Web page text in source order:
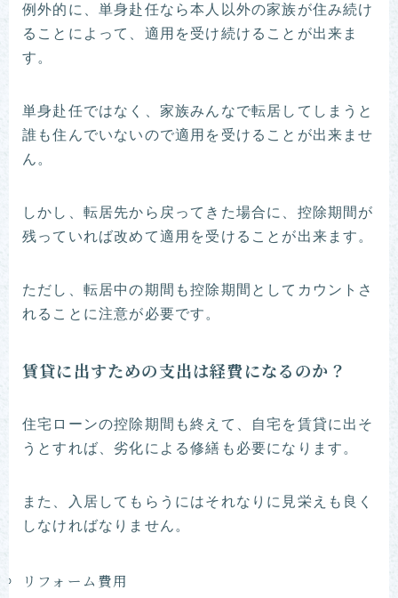
例外的に、単身赴任なら本人以外の家族が住み続け
ることによって、適用を受け続けることが出来ま
す。
単身赴任ではなく、家族みんなで転居してしまうと
誰も住んでいないので適用を受けることが出来ませ
ん。
しかし、転居先から戻ってきた場合に、控除期間が
残っていれば改めて適用を受けることが出来ます。
ただし、転居中の期間も控除期間としてカウントさ
れることに注意が必要です。
賃貸に出すための支出は経費になるのか？
住宅ローンの控除期間も終えて、自宅を賃貸に出そ
うとすれば、劣化による修繕も必要になります。
また、入居してもらうにはそれなりに見栄えも良く
しなければなりません。
リフォーム費用